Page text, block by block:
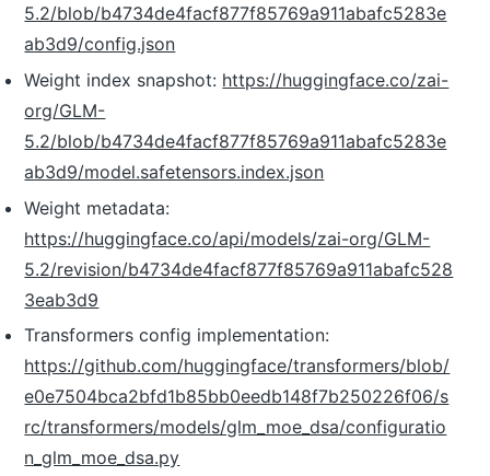
5.2/blob/b4734de4facf877f85769a911abafc5283e
ab3d9/config.json
Weight index snapshot: https://huggingface.co/zai-
org/GLM-
5.2/blob/b4734de4facf877f85769a911abafc5283e
ab3d9/model.safetensors.index.json
Weight metadata:
https://huggingface.co/api/models/zai-org/GLM-
5.2/revision/b4734de4facf877f85769a911abafc528
3eab3d9
Transformers config implementation:
https://github.com/huggingface/transformers/blob/
e0e7504bca2bfd1b85bb0eedb148f7b250226f06/s
rc/transformers/models/glm_moe_dsa/configuratio
n_glm_moe_dsa.py